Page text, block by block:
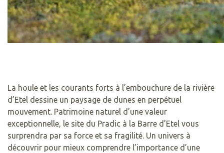
La houle et les courants forts à l’embouchure de la rivière
d’Etel dessine un paysage de dunes en perpétuel
mouvement. Patrimoine naturel d’une valeur
exceptionnelle, le site du Pradic à la Barre d’Etel vous
surprendra par sa force et sa fragilité. Un univers à
découvrir pour mieux comprendre l’importance d’une